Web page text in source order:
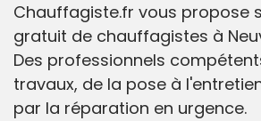
Chauffagiste.fr vous propose
gratuit de chauffagistes à
Des professionnels
travaux, de la pose à
par la réparation en urgence.